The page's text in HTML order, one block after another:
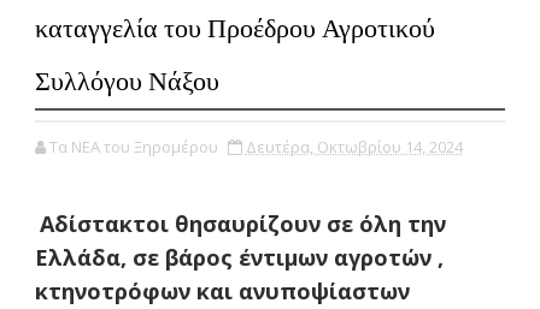
καταγγελία του Προέδρου Αγροτικού
Συλλόγου Νάξου
Τα ΝΕΑ του Ξηρομέρου Δευτέρα, Οκτωβρίου 14, 2024
Αδίστακτοι θησαυρίζουν σε όλη την
Ελλάδα, σε βάρος έντιμων αγροτών ,
κτηνοτρόφων και ανυποψίαστων